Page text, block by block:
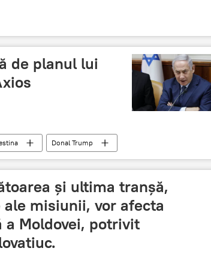
de planul lui
Donal Trump
și ultima tranșă,
misiunii, vor afecta
Moldovei, potrivit